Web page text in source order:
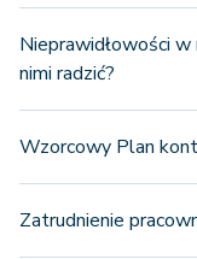
Nieprawidłowości
nimi radzić?
Wzorcowy Plan
Zatrudnienie